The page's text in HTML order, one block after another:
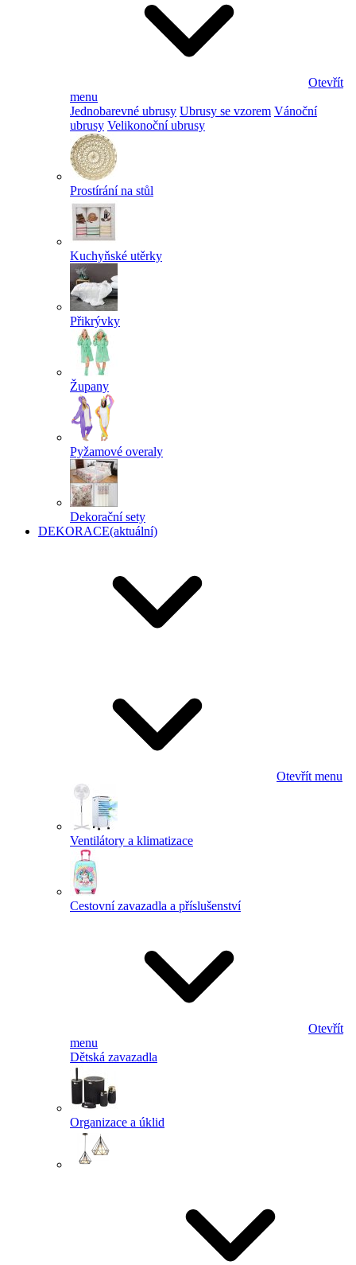
Otevřít
menu
Jednobarevné ubrusy Ubrusy se vzorem Vánoční
ubrusy Velikonoční ubrusy
Prostírání na stůl
Kuchyňské utěrky
Přikrývky
Župany
Pyžamové overaly
Dekorační sety
DEKORACE(aktuální)
Otevřít menu
Ventilátory a klimatizace
Cestovní zavazadla a příslušenství
Otevřít
menu
Dětská zavazadla
Organizace a úklid